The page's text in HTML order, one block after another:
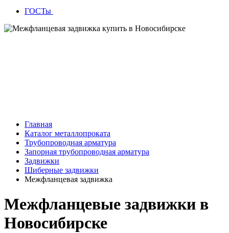
ГОСТы
Главная
Каталог металлопроката
Трубопроводная арматура
Запорная трубопроводная арматура
Задвижки
Шиберные задвижки
Межфланцевая задвижка
Межфланцевые задвижки в
Новосибирске